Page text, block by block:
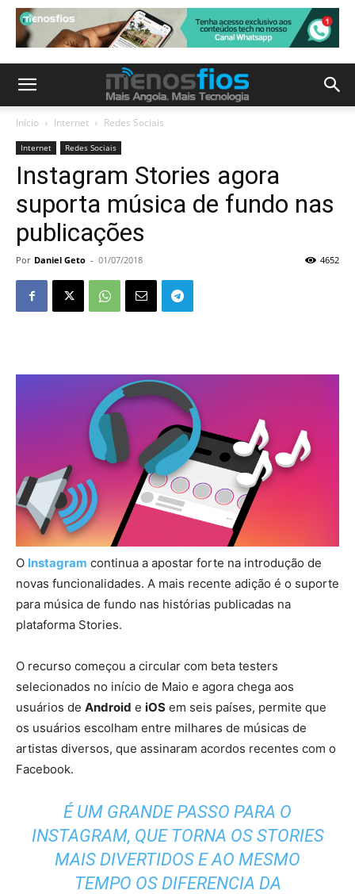
Início Internet Redes Sociais
Internet Redes Sociais
Instagram Stories agora
suporta música de fundo nas
publicações
Por Daniel Geto - 01/07/2018 4652
O Instagram continua a apostar forte na introdução de
novas funcionalidades. A mais recente adição é o suporte
para música de fundo nas histórias publicadas na
plataforma Stories.
O recurso começou a circular com beta testers
selecionados no início de Maio e agora chega aos
usuários de Android e iOS em seis países, permite que
os usuários escolham entre milhares de músicas de
artistas diversos, que assinaram acordos recentes com o
Facebook.
É UM GRANDE PASSO PARA O
INSTAGRAM, QUE TORNA OS STORIES
MAIS DIVERTIDOS E AO MESMO
TEMPO OS DIFERENCIA DA